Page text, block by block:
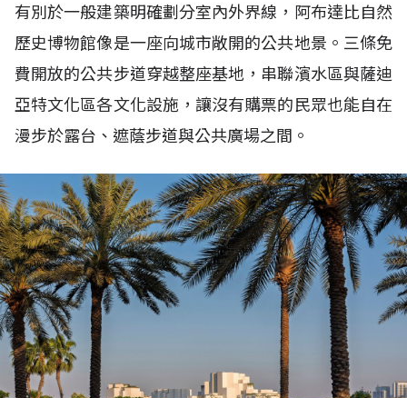
有別於一般建築明確劃分室內外界線，阿布達比自然
歷史博物館像是一座向城市敞開的公共地景。三條免
費開放的公共步道穿越整座基地，串聯濱水區與薩迪
亞特文化區各文化設施，讓沒有購票的民眾也能自在
漫步於露台、遮蔭步道與公共廣場之間。